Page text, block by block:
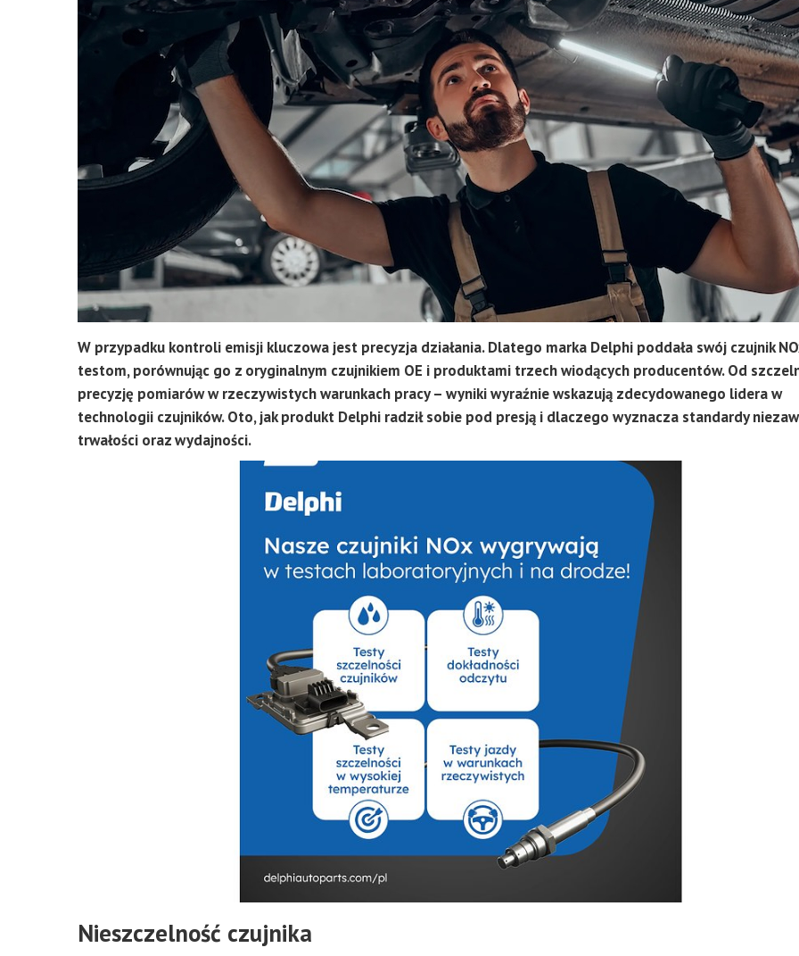
W przypadku kontroli emisji kluczowa jest precyzja działania. Dlatego marka Delphi poddała swój czujnik
testom, porównując go z oryginalnym czujnikiem OE i produktami trzech wiodących producentów. Od
precyzję pomiarów w rzeczywistych warunkach pracy – wyniki wyraźnie wskazują zdecydowanego lidera w
technologii czujników. Oto, jak produkt Delphi radził sobie pod presją i dlaczego wyznacza standardy
trwałości oraz wydajności.
Nieszczelność czujnika